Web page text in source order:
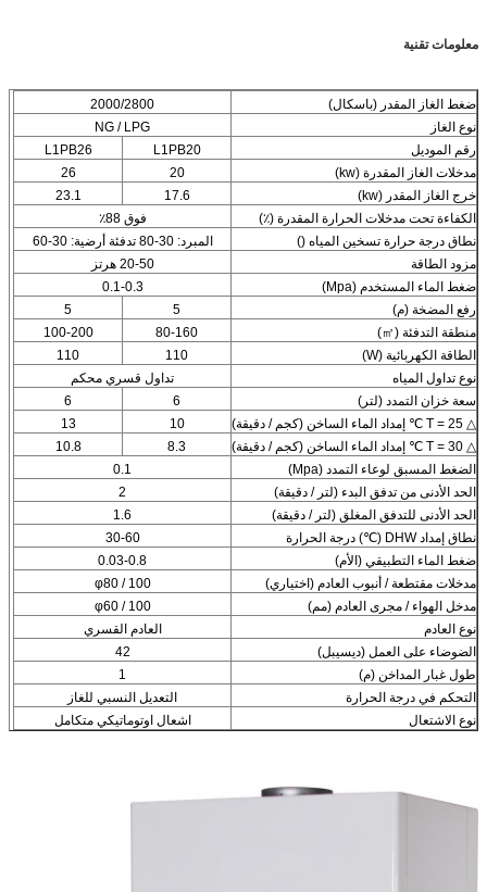
معلومات تقنية
ضغط الغاز المقدر (باسكال)
2000/2800
نوع الغاز
NG / LPG
رقم الموديل
L1PB20
L1PB26
مدخلات الغاز المقدرة (kw)
20
26
خرج الغاز المقدر (kw)
17.6
23.1
الكفاءة تحت مدخلات الحرارة المقدرة (٪)
فوق 88٪
نطاق درجة حرارة تسخين المياه ()
المبرد: 30-80 تدفئة أرضية: 30-60
مزود الطاقة
20-50 هرتز
ضغط الماء المستخدم (Mpa)
0.1-0.3
رفع المضخة (م)
5
5
منطقة التدفئة (㎡)
80-160
100-200
الطاقة الكهربائية (W)
110
110
نوع تداول المياه
تداول قسري محكم
سعة خزان التمدد (لتر)
6
6
△ T = 25 ℃ إمداد الماء الساخن (كجم / دقيقة)
10
13
△ T = 30 ℃ إمداد الماء الساخن (كجم / دقيقة)
8.3
10.8
الضغط المسبق لوعاء التمدد (Mpa)
0.1
الحد الأدنى من تدفق البدء (لتر / دقيقة)
2
الحد الأدنى للتدفق المغلق (لتر / دقيقة)
1.6
نطاق إمداد DHW (℃) درجة الحرارة
30-60
ضغط الماء التطبيقي (الأم)
0.03-0.8
مدخلات مقتطعة / أنبوب العادم (اختياري)
φ80 / 100
مدخل الهواء / مجرى العادم (مم)
φ60 / 100
نوع العادم
العادم القسري
الضوضاء على العمل (ديسيبل)
42
طول غبار المداخن (م)
1
التحكم في درجة الحرارة
التعديل النسبي للغاز
نوع الاشتعال
اشعال اوتوماتيكي متكامل